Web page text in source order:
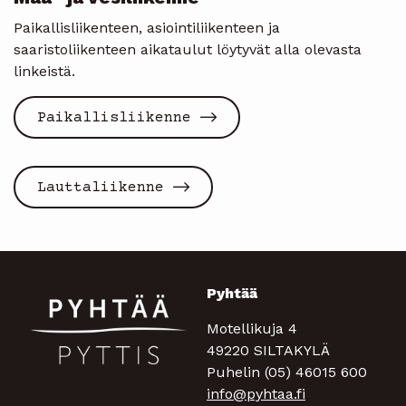
Paikallisliikenteen, asiointiliikenteen ja
saaristoliikenteen aikataulut löytyvät alla olevasta
linkeistä.
Paikallisliikenne
Lauttaliikenne
Pyhtää
Motellikuja 4
49220 SILTAKYLÄ
Puhelin (05) 46015 600
info@pyhtaa.fi